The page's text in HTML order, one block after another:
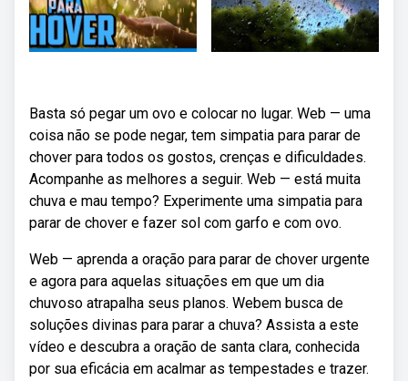
Basta só pegar um ovo e colocar no lugar. Web — uma
coisa não se pode negar, tem simpatia para parar de
chover para todos os gostos, crenças e dificuldades.
Acompanhe as melhores a seguir. Web — está muita
chuva e mau tempo? Experimente uma simpatia para
parar de chover e fazer sol com garfo e com ovo.
Web — aprenda a oração para parar de chover urgente
e agora para aquelas situações em que um dia
chuvoso atrapalha seus planos. Webem busca de
soluções divinas para parar a chuva? Assista a este
vídeo e descubra a oração de santa clara, conhecida
por sua eficácia em acalmar as tempestades e trazer.